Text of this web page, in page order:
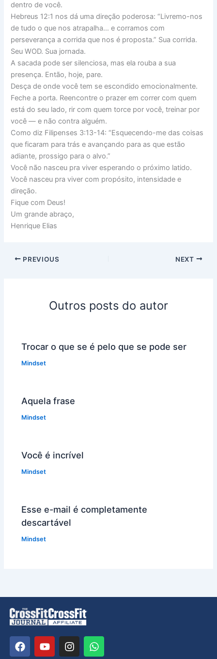
dentro de você.
Hebreus 12:1 nos dá uma direção poderosa: “Livremo-nos
de tudo o que nos atrapalha… e corramos com
perseverança a corrida que nos é proposta.” Sua corrida.
Seu WOD. Sua jornada.
A sacada pode ser silenciosa, mas ela rouba a sua
presença. Então, hoje, pare.
Desça de onde você tem se escondido emocionalmente.
Feche a porta. Reencontre o prazer em correr com quem
está do seu lado, rir com quem torce por você, treinar por
você — e não contra alguém.
Como diz Filipenses 3:13-14: “Esquecendo-me das coisas
que ficaram para trás e avançando para as que estão
adiante, prossigo para o alvo.”
Você não nasceu pra viver esperando o próximo latido.
Você nasceu pra viver com propósito, intensidade e
direção.
Fique com Deus!
Um grande abraço,
Henrique Elias
PREVIOUS NEXT
Outros posts do autor
Trocar o que se é pelo que se pode ser
Mindset
Aquela frase
Mindset
Você é incrível
Mindset
Esse e-mail é completamente
descartável
Mindset
F
a
Y
o
I
n
W
h